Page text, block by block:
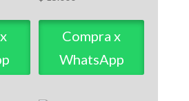
Compra x
WhatsApp